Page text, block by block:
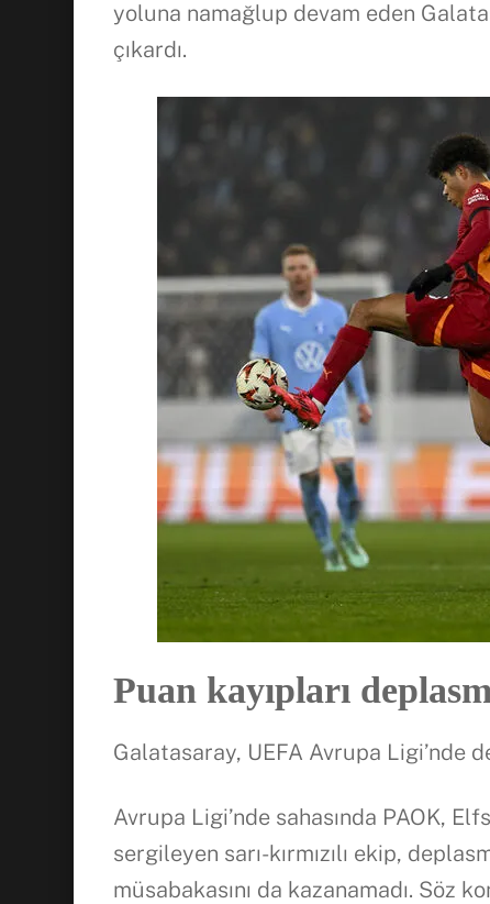
yoluna namağlup devam eden
çıkardı.
Puan kayıpları
Galatasaray, UEFA Avrupa Ligi’nde
Avrupa Ligi’nde sahasında PAOK,
sergileyen sarı-kırmızılı ekip,
müsabakasını da kazanamadı. Söz